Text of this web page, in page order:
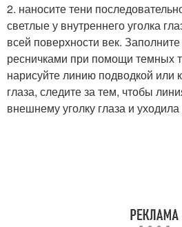
2. наносите тени
светлые у внутреннего уголка
всей поверхности век.
ресничками при помощи темных
нарисуйте линию подводкой
глаза, следите за тем, чтобы
внешнему уголку глаза и